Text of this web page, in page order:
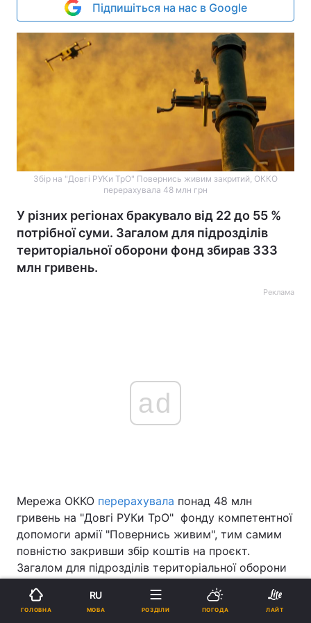
Підпишіться на нас в Google
Збір на "Довгі РУКи ТрО" Повернись живим закритий, ОККО
перерахувала 48 млн грн
У різних регіонах бракувало від 22 до 55 %
потрібної суми. Загалом для підрозділів
територіальної оборони фонд збирав 333
млн гривень.
Реклама
ad
Мережа ОККО перерахувала понад 48 млн
гривень на "Довгі РУКи ТрО" фонду компетентної
допомоги армії "Повернись живим", тим самим
повністю закривши збір коштів на проєкт.
Загалом для підрозділів територіальної оборони
фонд збирав 333 млн гривень на розвідувально-
ударні комплекси (РУКи) зі 120-мм мінометами.
ГОЛОВНА
RU
МОВА РОЗДІЛИ ПОГОДА ЛАЙТ